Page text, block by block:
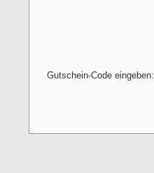
Gutschein-Code eingeben: